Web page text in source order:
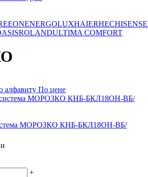
ENERGOLUXHAIERHECHISENSE
ROLANDULTIMA COMFORT
алфавиту По цене
МОРОЗКО КНБ-БКЛ18ОН-ВБ/
+